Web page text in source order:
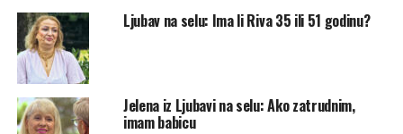
Ljubav na selu: Ima li Riva 35 ili 51 godinu?
Jelena iz Ljubavi na selu: Ako zatrudnim,
imam babicu